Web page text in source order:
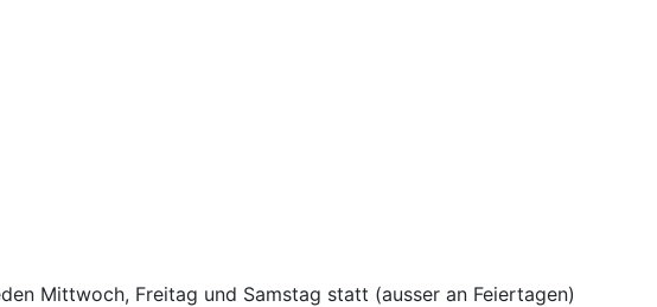
Mittwoch, Freitag und Samstag statt (ausser an Feiertagen)